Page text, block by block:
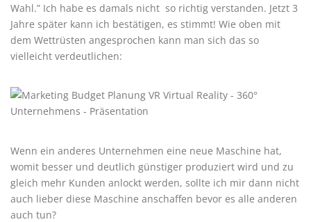
Wahl.” Ich habe es damals nicht so richtig verstanden. Jetzt 3
Jahre später kann ich bestätigen, es stimmt! Wie oben mit
dem Wettrüsten angesprochen kann man sich das so
vielleicht verdeutlichen:
Wenn ein anderes Unternehmen eine neue Maschine hat,
womit besser und deutlich günstiger produziert wird und zu
gleich mehr Kunden anlockt werden, sollte ich mir dann nicht
auch lieber diese Maschine anschaffen bevor es alle anderen
auch tun?